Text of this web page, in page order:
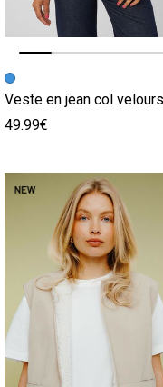
Image précédente
Image suivante
Veste en jean col velours
49.99€